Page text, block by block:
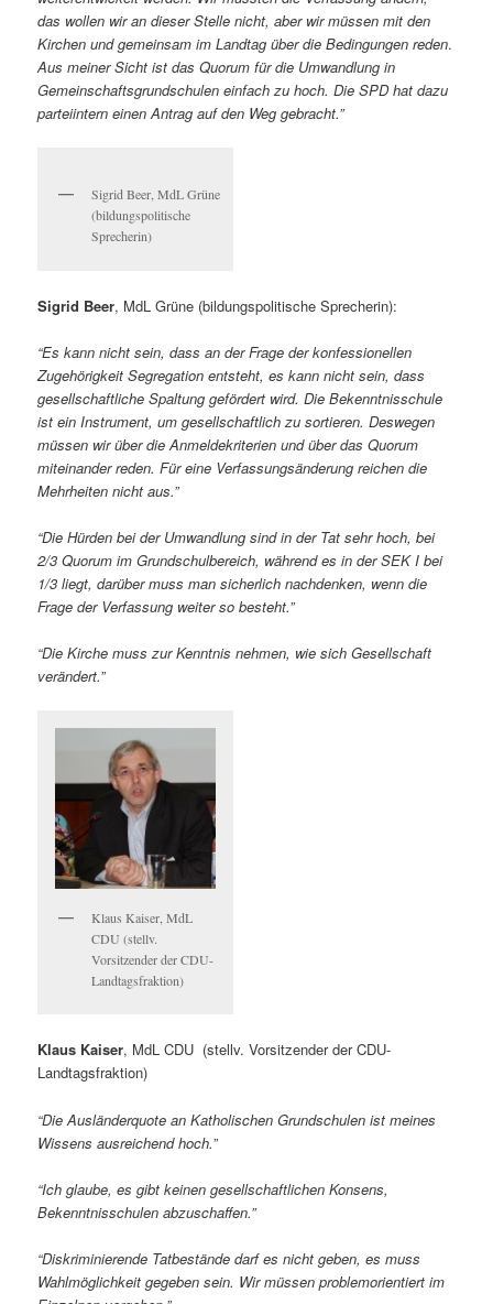
das wollen wir an dieser Stelle nicht, aber wir müssen mit den
Kirchen und gemeinsam im Landtag über die Bedingungen reden.
Aus meiner Sicht ist das Quorum für die Umwandlung in
Gemeinschaftsgrundschulen einfach zu hoch. Die SPD hat dazu
parteiintern einen Antrag auf den Weg gebracht.”
Sigrid Beer, MdL Grüne
(bildungspolitische
Sprecherin)
Sigrid Beer, MdL Grüne (bildungspolitische Sprecherin):
“Es kann nicht sein, dass an der Frage der konfessionellen
Zugehörigkeit Segregation entsteht, es kann nicht sein, dass
gesellschaftliche Spaltung gefördert wird. Die Bekenntnisschule
ist ein Instrument, um gesellschaftlich zu sortieren. Deswegen
müssen wir über die Anmeldekriterien und über das Quorum
miteinander reden. Für eine Verfassungsänderung reichen die
Mehrheiten nicht aus.”
“Die Hürden bei der Umwandlung sind in der Tat sehr hoch, bei
2/3 Quorum im Grundschulbereich, während es in der SEK I bei
1/3 liegt, darüber muss man sicherlich nachdenken, wenn die
Frage der Verfassung weiter so besteht.”
“Die Kirche muss zur Kenntnis nehmen, wie sich Gesellschaft
verändert.”
Klaus Kaiser, MdL
CDU (stellv.
Vorsitzender der CDU-
Landtagsfraktion)
Klaus Kaiser, MdL CDU (stellv. Vorsitzender der CDU-
Landtagsfraktion)
“Die Ausländerquote an Katholischen Grundschulen ist meines
Wissens ausreichend hoch.”
“Ich glaube, es gibt keinen gesellschaftlichen Konsens,
Bekenntnisschulen abzuschaffen.”
“Diskriminierende Tatbestände darf es nicht geben, es muss
Wahlmöglichkeit gegeben sein. Wir müssen problemorientiert im